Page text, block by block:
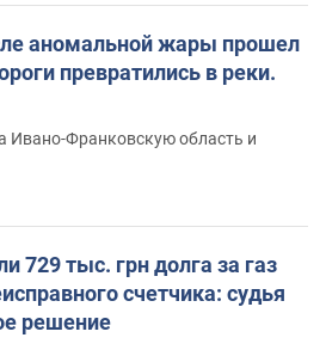
аномальной жары прошел
превратились в реки.
Ивано-Франковскую область и
729 тыс. грн долга за газ
счетчика: судья
решение